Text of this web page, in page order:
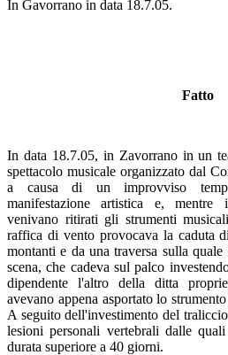
In Gavorrano in data 18.7.05.
Fatto
In data 18.7.05, in Zavorrano in un
spettacolo musicale organizzato dal
a causa di un improvviso
manifestazione artistica e,
venivano ritirati gli strumenti
raffica di vento provocava la caduta
montanti e da una traversa sulla
scena, che cadeva sul palco
dipendente l'altro della ditta
avevano appena asportato lo
A seguito dell'investimento del
lesioni personali vertebrali dalle
durata superiore a 40 giorni.